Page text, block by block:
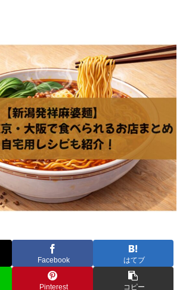
Facebook はてブ
Pinterest コピー